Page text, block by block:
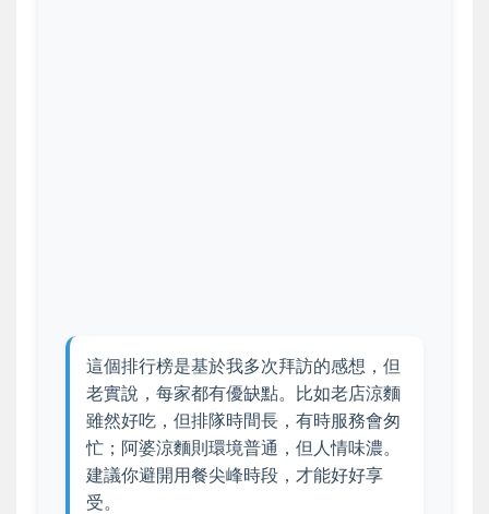
這個排行榜是基於我多次拜訪的感想，但
老實說，每家都有優缺點。比如老店涼麵
雖然好吃，但排隊時間長，有時服務會匆
忙；阿婆涼麵則環境普通，但人情味濃。
建議你避開用餐尖峰時段，才能好好享
受。